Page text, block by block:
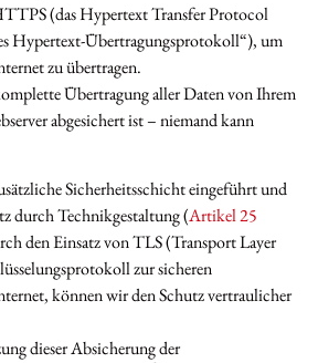
(das Hypertext Transfer Protocol
Hypertext-Übertragungsprotokoll“), um
zu übertragen.
Übertragung aller Daten von Ihrem
abgesichert ist – niemand kann
Sicherheitsschicht eingeführt und
durch Technikgestaltung (Artikel 25
den Einsatz von TLS (Transport Layer
zur sicheren
können wir den Schutz vertraulicher
dieser Absicherung der